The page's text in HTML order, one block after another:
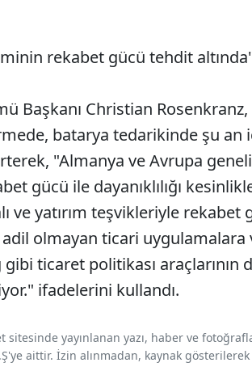
rekabet gücü tehdit
Başkanı Christian
batarya tedarikinde şu an
"Almanya ve Avrupa
gücü ile dayanıklılığı
ve yatırım teşvikleriyle rekabet
adil olmayan ticari
ticaret politikası araçlarının
ifadelerini kullandı.
yayınlanan yazı, haber ve
aittir. İzin alınmadan, kaynak